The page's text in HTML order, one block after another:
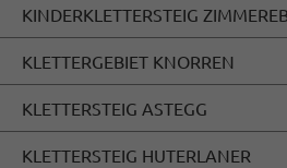
KINDERKLETTERSTEIG
KLETTERGEBIET KNORREN
KLETTERSTEIG ASTEGG
KLETTERSTEIG HUTERLANER